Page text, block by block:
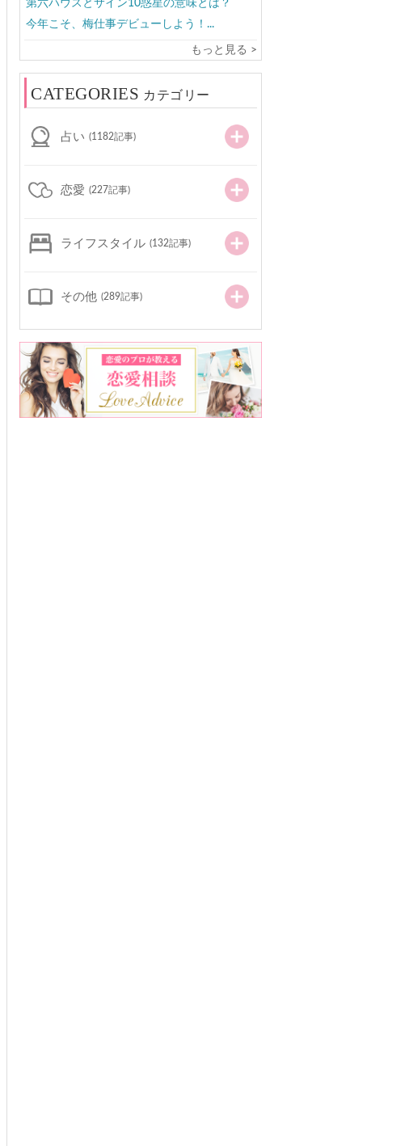
第六ハウスとサイン10惑星の意味とは？
今年こそ、梅仕事デビューしよう！...
もっと見る >
CATEGORIES カテゴリー
占い (1182記事)
恋愛 (227記事)
ライフスタイル (132記事)
その他 (289記事)